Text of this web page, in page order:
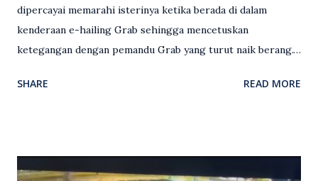
dipercayai memarahi isterinya ketika berada di dalam
kenderaan e-hailing Grab sehingga mencetuskan
ketegangan dengan pemandu Grab yang turut naik berang.
antara seorang lelaki warga asing dengan pemandu Grab
Grab bertindak mempertahankan wanita terbabit sebelum
SHARE READ MORE